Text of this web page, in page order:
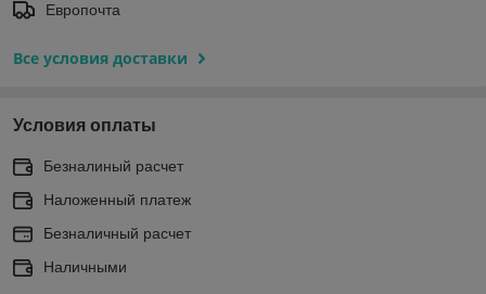
Европочта
Все условия доставки
Условия оплаты
Безналиный расчет
Наложенный платеж
Безналичный расчет
Наличными